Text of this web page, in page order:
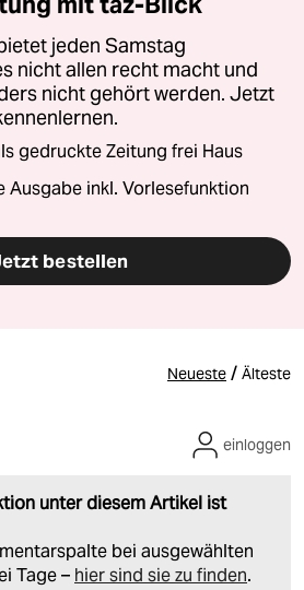
jeden Samstag
nicht allen recht macht und
nicht gehört werden. Jetzt
gedruckte Zeitung frei Haus
Ausgabe inkl. Vorlesefunktion
bestellen
Neueste / Älteste
unter diesem Artikel ist
bei ausgewählten
Tage – hier sind sie zu finden.
einloggen